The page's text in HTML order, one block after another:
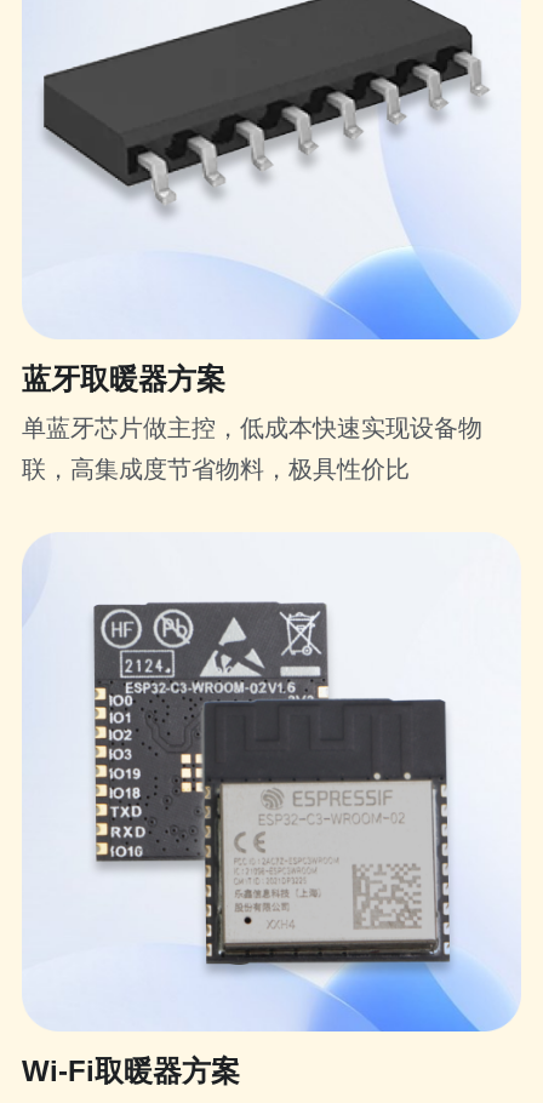
蓝牙取暖器方案
单蓝牙芯片做主控，低成本快速实现设备物
联，高集成度节省物料，极具性价比
Wi-Fi取暖器方案